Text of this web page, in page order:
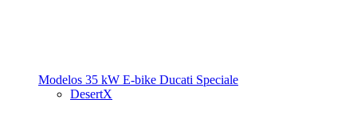
Modelos 35 kW E-bike Ducati Speciale
DesertX